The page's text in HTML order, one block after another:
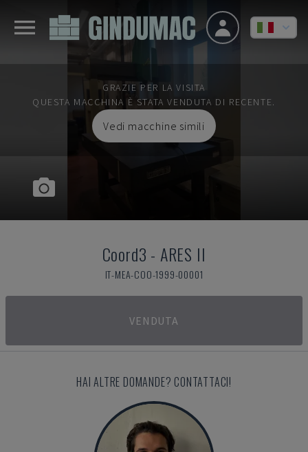
GRAZIE PER LA VISITA
QUESTA MACCHINA È STATA VENDUTA DI RECENTE.
Vedi macchine simili
Coord3 - ARES II
IT-MEA-COO-1999-00001
VENDUTA
HAI ALTRE DOMANDE? CONTATTACI!